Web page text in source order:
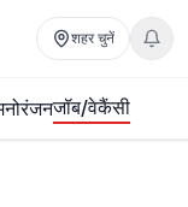
शहर चुनें
जॉब/वेकैंसी